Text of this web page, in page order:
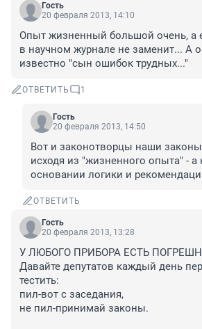
Гость
20 февраля 2013, 14:10
Опыт жизненный большой очень, а
в научном журнале не заменит... А
известно "сын ошибок трудных..."
ОТВЕТИТЬ 1
Гость
20 февраля 2013, 14:50
Вот и законотворцы наши
исходя из "жизненного опыта" -
основании логики и
ОТВЕТИТЬ
Гость
20 февраля 2013, 13:28
У ЛЮБОГО ПРИБОРА ЕСТЬ
Давайте депутатов каждый день
тестить:
пил-вот с заседания,
не пил-принимай законы.